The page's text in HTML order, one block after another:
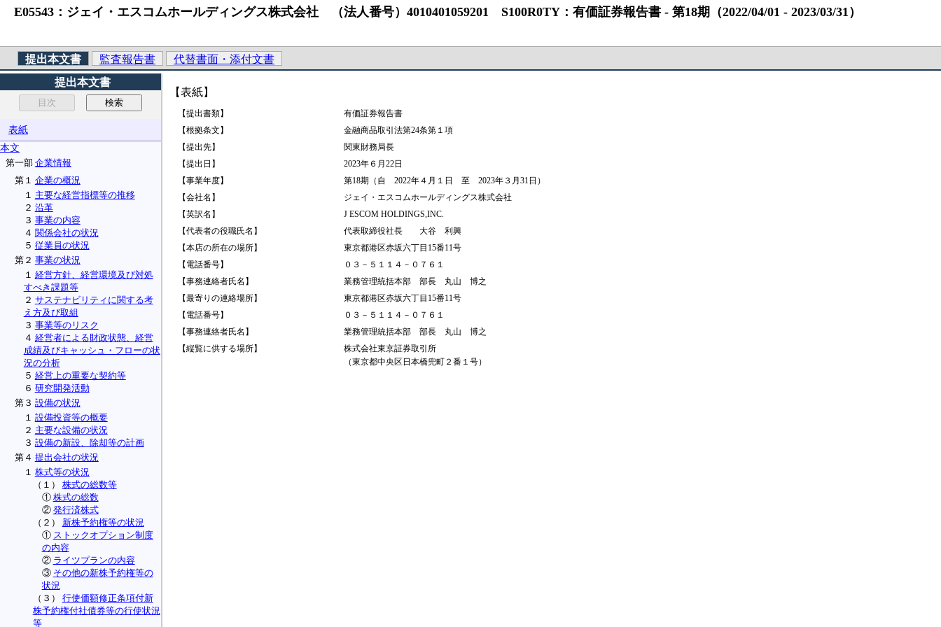
E05543：ジェイ・エスコムホールディングス株式会社 （法人番号）4010401059201 S100R0TY：有価証券報告書 ‐ 第18期（2022/04/01 ‐ 2023/03/31）
提出本文書 監査報告書
代替書面・添付文書
提出本文書